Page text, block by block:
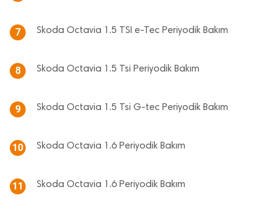
7 Skoda Octavia 1.5 TSI e-Tec Periyodik Bakım
8 Skoda Octavia 1.5 Tsi Periyodik Bakım
9 Skoda Octavia 1.5 Tsi G-tec Periyodik Bakım
10 Skoda Octavia 1.6 Periyodik Bakım
11 Skoda Octavia 1.6 Periyodik Bakım